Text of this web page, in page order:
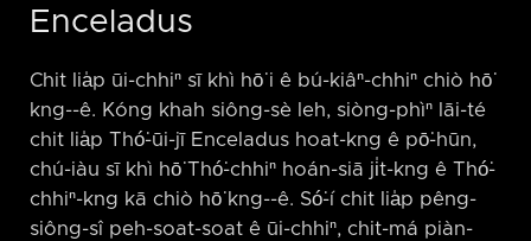
Enceladus
Chit lia̍p ūi-chhiⁿ sī khì hō͘ i ê bú-kiâⁿ-chhiⁿ chiò hō͘
kng-⁠-ê. Kóng khah siông-sè leh, siòng-phìⁿ lāi-té
chit lia̍p Thó͘-ūi-jī Enceladus hoat-kng ê pō͘-hūn,
chú-iàu sī khì hō͘ Thó͘-chhiⁿ hoán-siā ji̍t-kng ê Thó͘-
chhiⁿ-kng kā chiò hō͘ kng-⁠-ê. Só͘-í chit lia̍p pêng-
siông-sî peh-soat-soat ê ūi-chhiⁿ, chit-má piàn-